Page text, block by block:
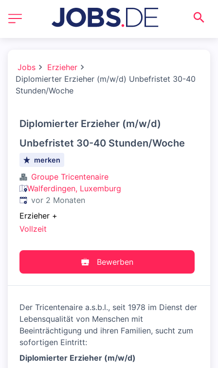
Jobs
Erzieher
Diplomierter Erzieher (m/w/d) Unbefristet 30-40
Stunden/Woche
Diplomierter Erzieher (m/w/d)
Unbefristet 30-40 Stunden/Woche
merken
Groupe Tricentenaire
Walferdingen, Luxemburg
Veröffentlicht:
vor 2 Monaten
Erzieher +
Vollzeit
Bewerben
Der Tricentenaire a.s.b.l., seit 1978 im Dienst der
Lebensqualität von Menschen mit
Beeinträchtigung und ihren Familien, sucht zum
sofortigen Eintritt:
Diplomierter Erzieher (m/w/d)